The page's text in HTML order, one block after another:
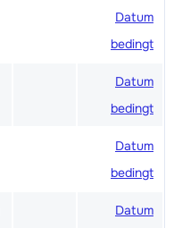
Datum
bedingt
Datum
bedingt
Datum
bedingt
Datum